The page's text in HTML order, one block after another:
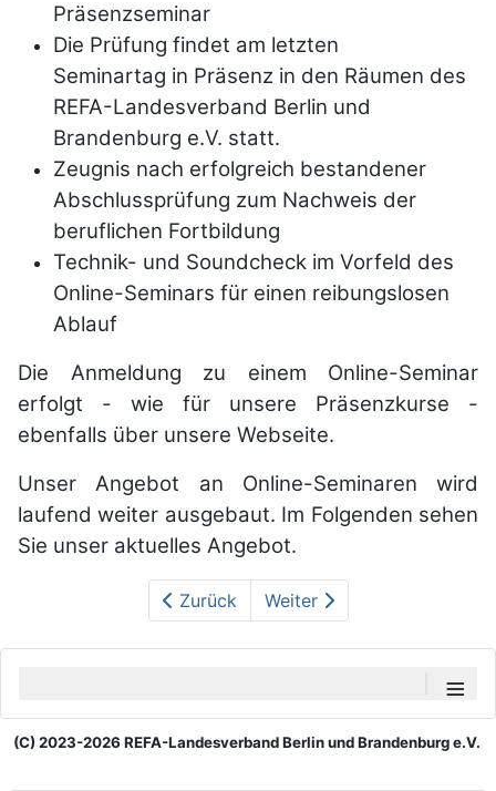
Präsenzseminar
Die Prüfung findet am letzten
Seminartag in Präsenz in den Räumen des
REFA-Landesverband Berlin und
Brandenburg e.V. statt.
Zeugnis nach erfolgreich bestandener
Abschlussprüfung zum Nachweis der
beruflichen Fortbildung
Technik- und Soundcheck im Vorfeld des
Online-Seminars für einen reibungslosen
Ablauf
Die Anmeldung zu einem Online-Seminar
erfolgt - wie für unsere Präsenzkurse -
ebenfalls über unsere Webseite.
Unser Angebot an Online-Seminaren wird
laufend weiter ausgebaut. Im Folgenden sehen
Sie unser aktuelles Angebot.
Zurück Weiter
≡
(C) 2023-2026 REFA-Landesverband Berlin und Brandenburg e.V.